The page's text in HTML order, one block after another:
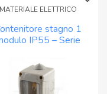
MATERIALE ELETTRICO
stagno 1
IP55 – Serie